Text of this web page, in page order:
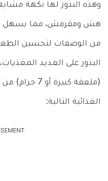
وهذه البذور لها نكهة
هش ومقرمش، مما يسهل
من الوصفات لتحسين
البذور على العديد
(ملعقة كبيرة
الغذائية التالية: